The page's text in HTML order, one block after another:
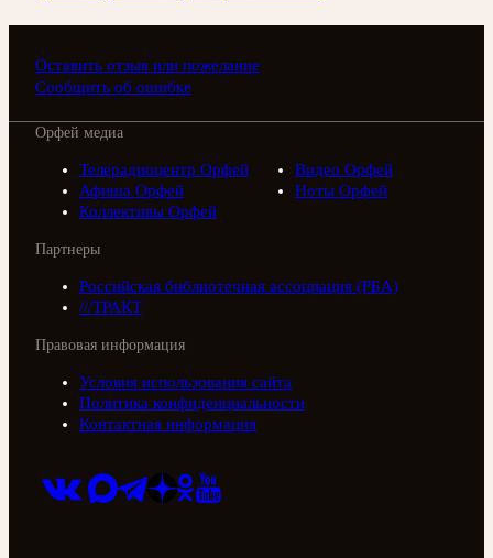
Оставить отзыв или пожелание
Сообщить об ошибке
Орфей медиа
Телерадиоцентр Орфей
Видео Орфей
Афиша Орфей
Ноты Орфей
Коллективы Орфей
Партнеры
Российская библиотечная ассоциация (РБА)
///ТРАКТ
Правовая информация
Условия использования сайта
Политика конфиденциальности
Контактная информация